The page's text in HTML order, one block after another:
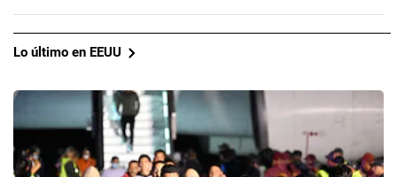
Lo último en EEUU